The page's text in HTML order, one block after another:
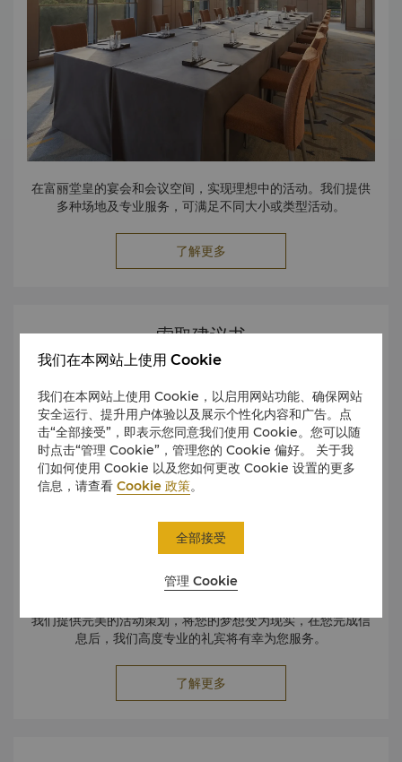
在富丽堂皇的宴会和会议空间，实现理想中的活动。我们提供
多种场地及专业服务，可满足不同大小或类型活动。
了解更多
索取建议书
我们提供完美的活动策划，将您的梦想变为现实，在您完成信
息后，我们高度专业的礼宾将有幸为您服务。
了解更多
我们在本网站上使用 Cookie
我们在本网站上使用 Cookie，以启用网站功能、确保网站
安全运行、提升用户体验以及展示个性化内容和广告。点
击“全部接受”，即表示您同意我们使用 Cookie。您可以随
时点击“管理 Cookie”，管理您的 Cookie 偏好。 关于我
们如何使用 Cookie 以及您如何更改 Cookie 设置的更多
信息，请查看Cookie 政策。
管理 Cookie
全部接受